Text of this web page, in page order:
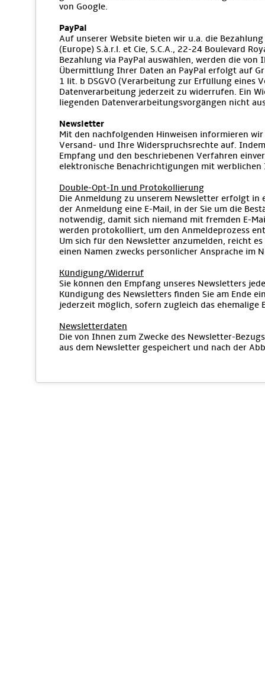
von Google.
PayPal
Auf unserer Website bieten wir u.a. die
(Europe) S.à.r.l. et Cie, S.C.A., 22-24 Boulevard
Bezahlung via PayPal auswählen, werden die
Übermittlung Ihrer Daten an PayPal erfolgt auf
1 lit. b DSGVO (Verarbeitung zur Erfüllung eines
Datenverarbeitung jederzeit zu widerrufen. Ein
liegenden Datenverarbeitungsvorgängen nicht
Newsletter
Mit den nachfolgenden Hinweisen informieren
Versand- und Ihre Widerspruchsrechte auf.
Empfang und den beschriebenen Verfahren
elektronische Benachrichtigungen mit
Double-Opt-In und Protokollierung
Die Anmeldung zu unserem Newsletter erfolgt
der Anmeldung eine E-Mail, in der Sie um die
notwendig, damit sich niemand mit fremden E-
werden protokolliert, um den Anmeldeprozess
Um sich für den Newsletter anzumelden, reicht
einen Namen zwecks persönlicher Ansprache im
Kündigung/Widerruf
Sie können den Empfang unseres Newsletters
Kündigung des Newsletters finden Sie am Ende
jederzeit möglich, sofern zugleich das
Newsletterdaten
Die von Ihnen zum Zwecke des Newsletter-
aus dem Newsletter gespeichert und nach der